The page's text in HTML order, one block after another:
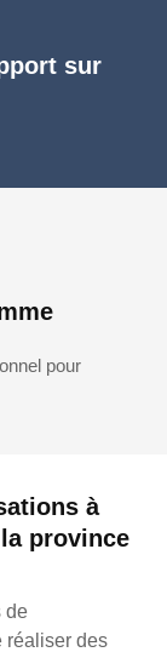
à
province
de
réaliser des
sur
pour